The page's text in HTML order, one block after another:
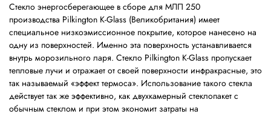
Стекло энергосберегающее в сборе для МЛП 250
производства Pilkington K-Glass (Великобритания) имеет
специальное низкоэмиссионное покрытие, которое нанесено на
одну из поверхностей. Именно эта поверхность устанавливается
внутрь морозильного ларя. Стекло Pilkington K-Glass пропускает
тепловые лучи и отражает от своей поверхности инфракрасные, это
так называемый «эффект термоса». Использование такого стекла
действует так же эффективно, как двухкамерный стеклопакет с
обычным стеклом и при этом экономит затраты на